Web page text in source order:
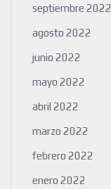
septiembre 2022
agosto 2022
junio 2022
mayo 2022
abril 2022
marzo 2022
febrero 2022
enero 2022